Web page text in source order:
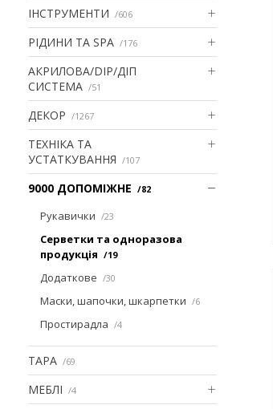
ІНСТРУМЕНТИ 606
РІДИНИ ТА SPA 176
АКРИЛОВА/DIP/ДІП
СИСТЕМА
51
ДЕКОР 1267
ТЕХНІКА ТА
УСТАТКУВАННЯ
107
9000 ДОПОМІЖНЕ 82
Рукавички 23
Серветки та одноразова
продукція
19
Додаткове 30
Маски, шапочки, шкарпетки 6
Простирадла 4
ТАРА 69
МЕБЛІ 4